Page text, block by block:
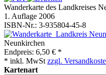
Wanderkarte des Landkreises
1. Auflage 2006
ISBN-Nr.: 3-935804-45-8
Neunkirchen
Endpreis: 6,50 € *
* inkl. MwSt zzgl.
Kartenart